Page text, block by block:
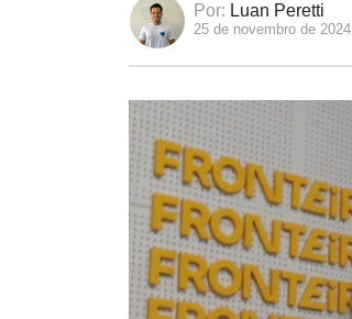
Por: Luan Peretti
25 de novembro de 2024